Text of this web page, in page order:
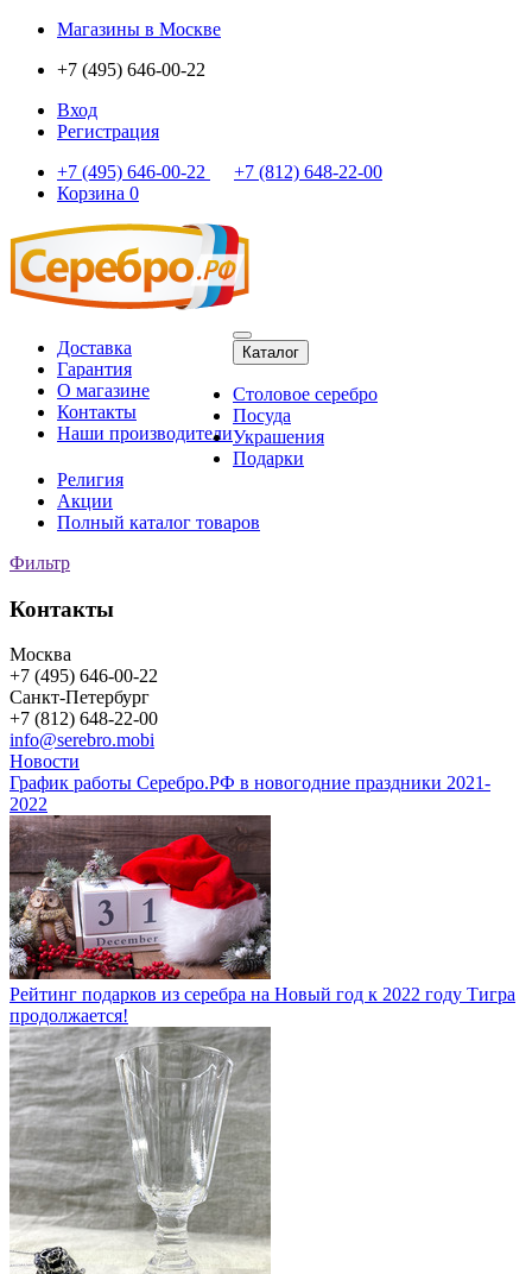
Магазины в Москве
+7 (495) 646-00-22
Вход
Регистрация
+7 (495) 646-00-22
+7 (812) 648-22-00
Корзина 0
Доставка
Гарантия
О магазине
Контакты
Наши производители
Каталог
Столовое серебро
Посуда
Украшения
Подарки
Религия
Акции
Полный каталог товаров
Фильтр
Контакты
Москва
+7 (495) 646-00-22
Санкт-Петербург
+7 (812) 648-22-00
info@serebro.mobi
Новости
График работы Серебро.РФ в новогодние праздники 2021-
2022
Рейтинг подарков из серебра на Новый год к 2022 году Тигра
продолжается!